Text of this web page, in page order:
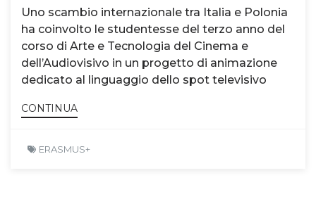
Uno scambio internazionale tra Italia e Polonia
ha coinvolto le studentesse del terzo anno del
corso di Arte e Tecnologia del Cinema e
dell’Audiovisivo in un progetto di animazione
dedicato al linguaggio dello spot televisivo
CONTINUA
ERASMUS+